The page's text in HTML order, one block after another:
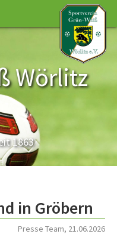
Wörlitz
1863
in Gröbern
Presse Team, 21.06.2026